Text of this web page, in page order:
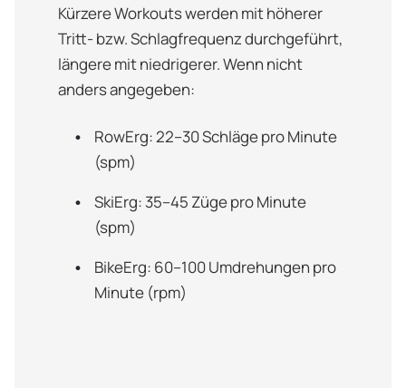
Kürzere Workouts werden mit höherer
Tritt- bzw. Schlagfrequenz durchgeführt,
längere mit niedrigerer. Wenn nicht
anders angegeben:
RowErg: 22–30 Schläge pro Minute
(spm)
SkiErg: 35–45 Züge pro Minute
(spm)
BikeErg: 60–100 Umdrehungen pro
Minute (rpm)